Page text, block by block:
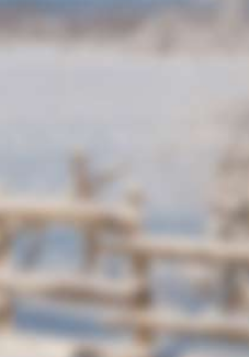
gouvernement
du